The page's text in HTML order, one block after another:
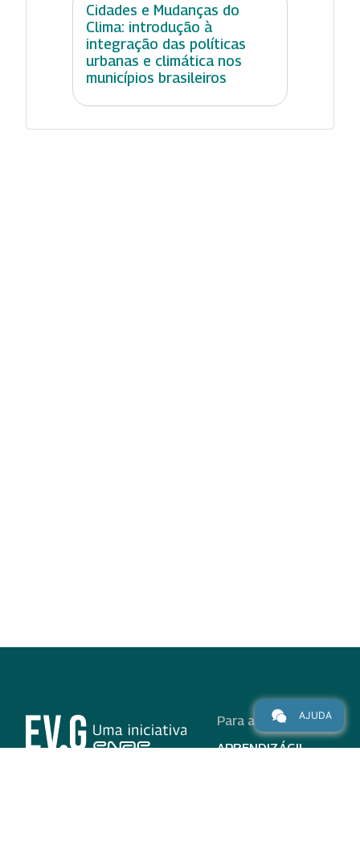
Cidades e Mudanças do
Clima: introdução à
integração das políticas
urbanas e climática nos
municípios brasileiros
Para alunos
APRENDIZÁGIL
AJUDA